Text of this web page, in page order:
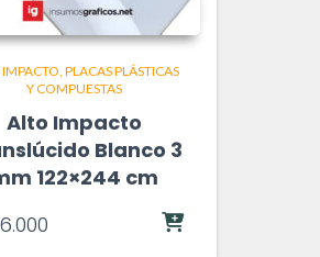
IMPACTO PLACAS PLÁSTICAS
Y COMPUESTAS
Alto Impacto
Blanco 3
122×244 cm